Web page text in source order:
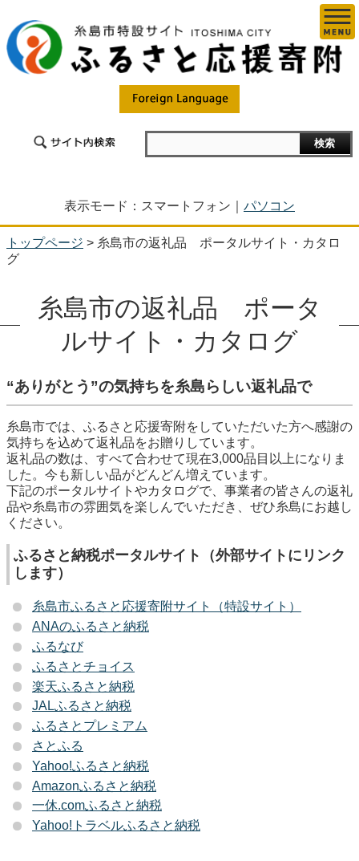
表示モード：スマートフォン｜ パソコン
トップページ > 糸島市の返礼品 ポータルサイト・カタロ
グ
糸島市の返礼品 ポータ
ルサイト・カタログ
“ありがとう”の気持ちを糸島らしい返礼品で
糸島市では、ふるさと応援寄附をしていただいた方へ感謝の
気持ちを込めて返礼品をお贈りしています。
返礼品の数は、すべて合わせて現在3,000品目以上になりま
した。今も新しい品がどんどん増えています。
下記のポータルサイトやカタログで、事業者の皆さんの返礼
品や糸島市の雰囲気を楽しんでいただき、ぜひ糸島にお越し
ください。
ふるさと納税ポータルサイト（外部サイトにリンク
します）
糸島市ふるさと応援寄附サイト（特設サイト）
ANAのふるさと納税
ふるなび
ふるさとチョイス
楽天ふるさと納税
JALふるさと納税
ふるさとプレミアム
さとふる
Yahoo!ふるさと納税
Amazonふるさと納税
一休.comふるさと納税
Yahoo!トラベルふるさと納税